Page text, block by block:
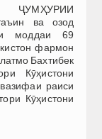
ҶУМҲУРИИ
ва озод
моддаи 69
фармон
Бахтибек
Кӯҳистони
раиси
Кӯҳистони